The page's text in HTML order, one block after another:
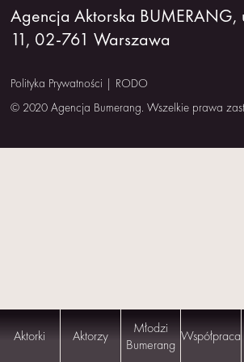
NAS
Aktorki Aktorzy
Młodzi
Bumerang Współpraca
Agencja Aktorska BUMERANG,
11, 02-761 Warszawa
Polityka Prywatności | RODO
© 2020 Agencja Bumerang. Wszelkie prawa